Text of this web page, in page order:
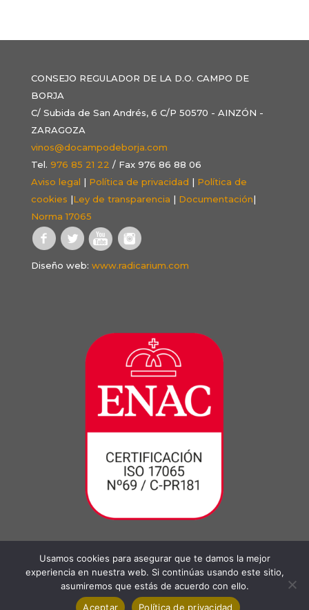
CONSEJO REGULADOR DE LA D.O. CAMPO DE
BORJA
C/ Subida de San Andrés, 6 C/P 50570 - AINZÓN -
ZARAGOZA
vinos@docampodeborja.com
Tel. 976 85 21 22 / Fax 976 86 88 06
Aviso legal | Política de privacidad | Política de
cookies |Ley de transparencia | Documentación|
Norma 17065
Diseño web: www.radicarium.com
Usamos cookies para asegurar que te damos la mejor
experiencia en nuestra web. Si continúas usando este sitio,
asumiremos que estás de acuerdo con ello.
Aceptar
Política de privacidad